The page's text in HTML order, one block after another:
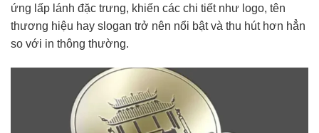
ứng lấp lánh đặc trưng, khiến các chi tiết như logo, tên
thương hiệu hay slogan trở nên nổi bật và thu hút hơn hẳn
so với in thông thường.